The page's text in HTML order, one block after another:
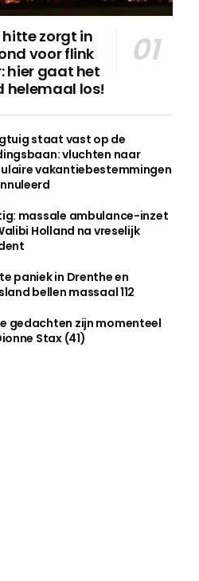
hitte zorgt in
voor flink
hier gaat het
helemaal los!
staat vast op de
vluchten naar
vakantiebestemmingen
massale ambulance-inzet
Holland na vreselijk
paniek in Drenthe en
bellen massaal 112
gedachten zijn momenteel
Stax (41)